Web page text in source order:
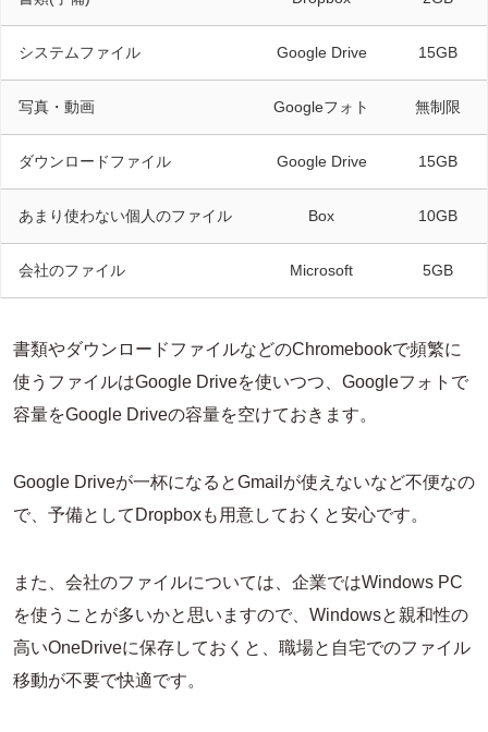
システムファイル Google Drive 15GB
写真・動画 Googleフォト 無制限
ダウンロードファイル Google Drive 15GB
あまり使わない個人のファイル Box 10GB
会社のファイル Microsoft 5GB
書類やダウンロードファイルなどのChromebookで頻繁に
使うファイルはGoogle Driveを使いつつ、Googleフォトで
容量をGoogle Driveの容量を空けておきます。
Google Driveが一杯になるとGmailが使えないなど不便なの
で、予備としてDropboxも用意しておくと安心です。
また、会社のファイルについては、企業ではWindows PC
を使うことが多いかと思いますので、Windowsと親和性の
高いOneDriveに保存しておくと、職場と自宅でのファイル
移動が不要で快適です。